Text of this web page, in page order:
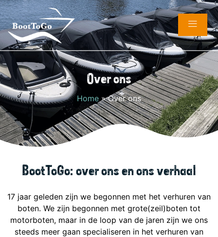
Over ons
Home »Over ons
BootToGo: over ons en ons verhaal
17 jaar geleden zijn we begonnen met het verhuren van
boten. We zijn begonnen met grote(zeil)boten tot
motorboten, maar in de loop van de jaren zijn we ons
steeds meer gaan specialiseren in het verhuren van